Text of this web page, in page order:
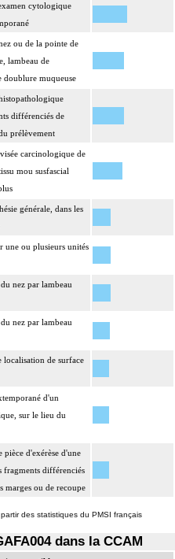
cytologique
ou de la pointe de
lambeau de
doublure muqueuse
différenciés de
prélèvement
carcinologique de
mou susfascial
générale, dans les
une ou plusieurs unités
nez par lambeau
nez par lambeau
localisation de surface
d'un
sur le lieu du
d'exérèse d'une
fragments différenciés
marges ou de recoupe
des statistiques du PMSI français
dans la CCAM